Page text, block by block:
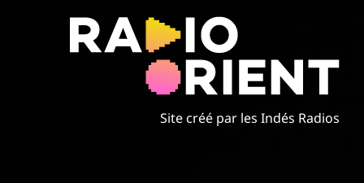
Site créé par les Indés Radios